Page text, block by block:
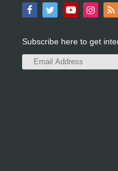
Subscribe here to get